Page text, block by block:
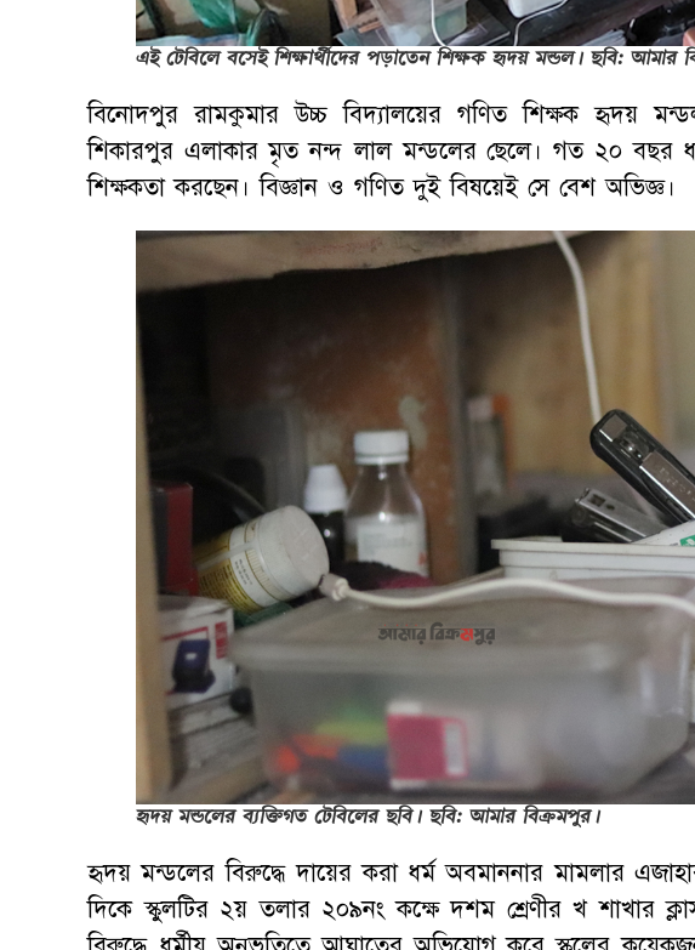
এই টেবিলে বসেই শিক্ষার্থীদের পড়াতেন শিক্ষক হৃদয় মন্ডল। ছবি: আমার
বিনোদপুর রামকুমার উচ্চ বিদ্যালয়ের গণিত শিক্ষক হৃদয়
শিকারপুর এলাকার মৃত নন্দ লাল মন্ডলের ছেলে। গত ২০ বছর
শিক্ষকতা করছেন। বিজ্ঞান ও গণিত দুই বিষয়েই সে বেশ অভিজ্ঞ।
হৃদয় মন্ডলের ব্যক্তিগত টেবিলের ছবি। ছবি: আমার বিক্রমপুর।
হৃদয় মন্ডলের বিরুদ্ধে দায়ের করা ধর্ম অবমাননার মামলার
দিকে স্কুলটির ২য় তলার ২০৯নং কক্ষে দশম শ্রেণীর খ শাখার